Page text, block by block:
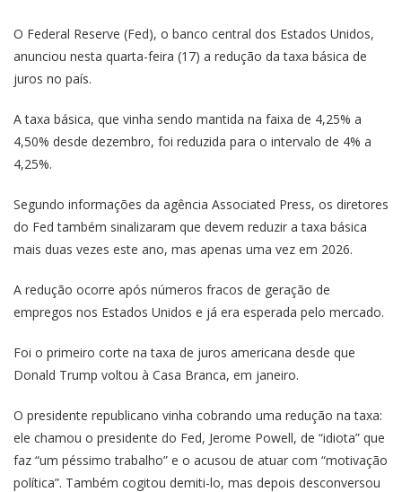
O Federal Reserve (Fed), o banco central dos Estados Unidos,
anunciou nesta quarta-feira (17) a redução da taxa básica de
juros no país.
A taxa básica, que vinha sendo mantida na faixa de 4,25% a
4,50% desde dezembro, foi reduzida para o intervalo de 4% a
4,25%.
Segundo informações da agência Associated Press, os diretores
do Fed também sinalizaram que devem reduzir a taxa básica
mais duas vezes este ano, mas apenas uma vez em 2026.
A redução ocorre após números fracos de geração de
empregos nos Estados Unidos e já era esperada pelo mercado.
Foi o primeiro corte na taxa de juros americana desde que
Donald Trump voltou à Casa Branca, em janeiro.
O presidente republicano vinha cobrando uma redução na taxa:
ele chamou o presidente do Fed, Jerome Powell, de “idiota” que
faz “um péssimo trabalho” e o acusou de atuar com “motivação
política”. Também cogitou demiti-lo, mas depois desconversou